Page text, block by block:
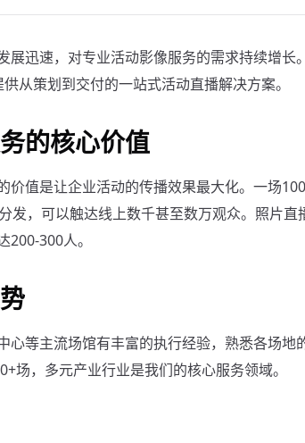
展迅速，对专业活动影像服务的需求持续增长
从策划到交付的一站式活动直播解决方案。
的核心价值
价值是让企业活动的传播效果最大化。一场
发，可以触达线上数千甚至数万观众。照片直
300人。
心等主流场馆有丰富的执行经验，熟悉各场地
场，多元产业行业是我们的核心服务领域。